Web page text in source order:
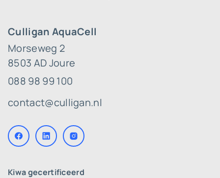
Culligan AquaCell
Morseweg 2
8503 AD Joure
088 98 99 100
contact@culligan.nl
Kiwa gecertificeerd